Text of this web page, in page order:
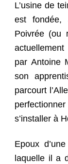
L’usine de
est fondée,
Poivrée (ou
par Antoine
son
parcourt
s’installer à
Epoux
laquelle il a